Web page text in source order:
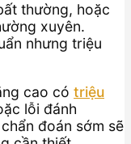
thường, hoặc
xuyên.
nhưng triệu
cao có triệu
lỗi đánh
đoán sớm sẽ